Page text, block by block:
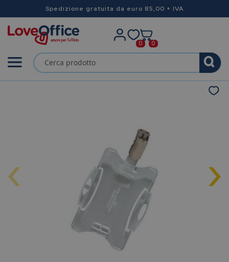
Spedizione gratuita da euro 85,00 + IVA
0 0
‹ ›